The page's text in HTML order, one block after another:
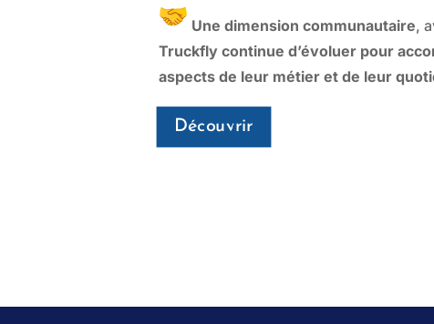
Une dimension communautaire,
Truckfly continue d’évoluer pour
aspects de leur métier et de leur
Découvrir